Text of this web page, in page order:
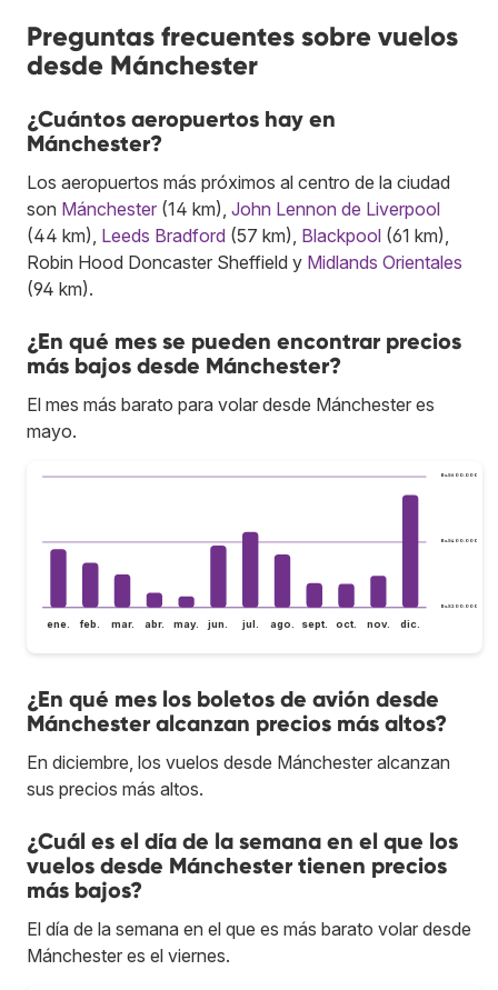
Preguntas frecuentes sobre vuelos
desde Mánchester
¿Cuántos aeropuertos hay en
Mánchester?
Los aeropuertos más próximos al centro de la ciudad
son Mánchester (14 km), John Lennon de Liverpool
(44 km), Leeds Bradford (57 km), Blackpool (61 km),
Robin Hood Doncaster Sheffield y Midlands Orientales
(94 km).
¿En qué mes se pueden encontrar precios
más bajos desde Mánchester?
El mes más barato para volar desde Mánchester es
mayo.
Bs.S200.000
Bs.S400.000
Bs.S600.000
ene. feb. mar. abr. may. jun. jul. ago. sept. oct. nov. dic.
¿En qué mes los boletos de avión desde
Mánchester alcanzan precios más altos?
En diciembre, los vuelos desde Mánchester alcanzan
sus precios más altos.
¿Cuál es el día de la semana en el que los
vuelos desde Mánchester tienen precios
más bajos?
El día de la semana en el que es más barato volar desde
Mánchester es el viernes.